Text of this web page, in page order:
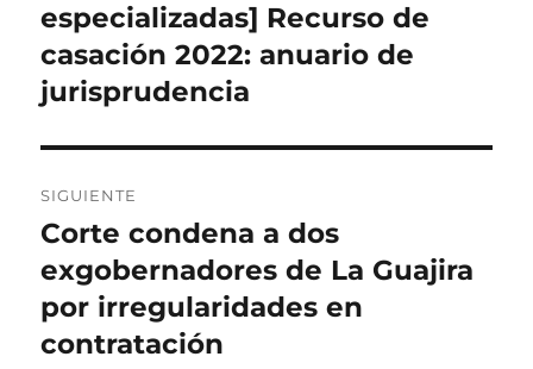
entradas
anterior:
especializadas] Recurso de
casación 2022: anuario de
jurisprudencia
SIGUIENTE
Entrada
siguiente:
Corte condena a dos
exgobernadores de La Guajira
por irregularidades en
contratación